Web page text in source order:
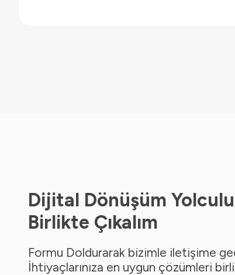
Dijital Dönüşüm
Birlikte Çıkalım
Formu Doldurarak bizimle iletişime
İhtiyaçlarınıza en uygun çözümleri